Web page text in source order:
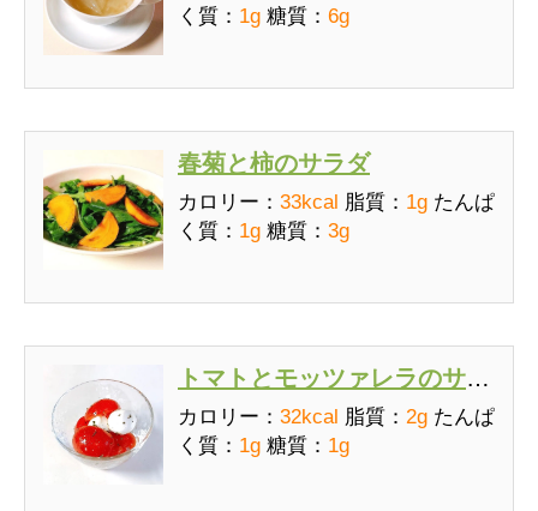
く質： 1g 糖質： 6g
春菊と柿のサラダ
カロリー： 33kcal 脂質： 1g たんぱ
く質： 1g 糖質： 3g
トマトとモッツァレラのサラ
ダ
カロリー： 32kcal 脂質： 2g たんぱ
く質： 1g 糖質： 1g